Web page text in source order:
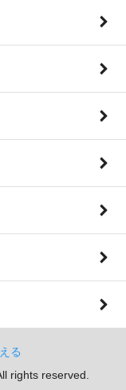
る
rights reserved.